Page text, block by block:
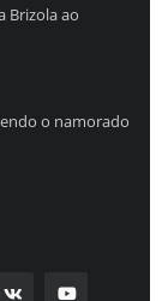
Brizola ao
o namorado